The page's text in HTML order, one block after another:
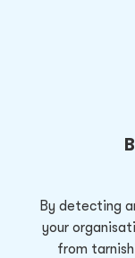
By detecting
your
from